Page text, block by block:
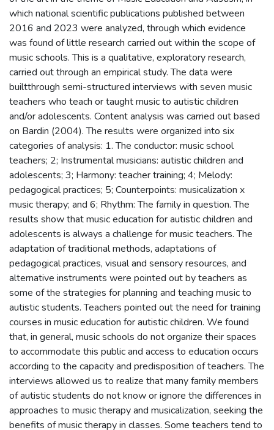
which national scientific publications published between
2016 and 2023 were analyzed, through which evidence
was found of little research carried out within the scope of
music schools. This is a qualitative, exploratory research,
carried out through an empirical study. The data were
builtthrough semi-structured interviews with seven music
teachers who teach or taught music to autistic children
and/or adolescents. Content analysis was carried out based
on Bardin (2004). The results were organized into six
categories of analysis: 1. The conductor: music school
teachers; 2; Instrumental musicians: autistic children and
adolescents; 3; Harmony: teacher training; 4; Melody:
pedagogical practices; 5; Counterpoints: musicalization x
music therapy; and 6; Rhythm: The family in question. The
results show that music education for autistic children and
adolescents is always a challenge for music teachers. The
adaptation of traditional methods, adaptations of
pedagogical practices, visual and sensory resources, and
alternative instruments were pointed out by teachers as
some of the strategies for planning and teaching music to
autistic students. Teachers pointed out the need for training
courses in music education for autistic children. We found
that, in general, music schools do not organize their spaces
to accommodate this public and access to education occurs
according to the capacity and predisposition of teachers. The
interviews allowed us to realize that many family members
of autistic students do not know or ignore the differences in
approaches to music therapy and musicalization, seeking the
benefits of music therapy in classes. Some teachers tend to